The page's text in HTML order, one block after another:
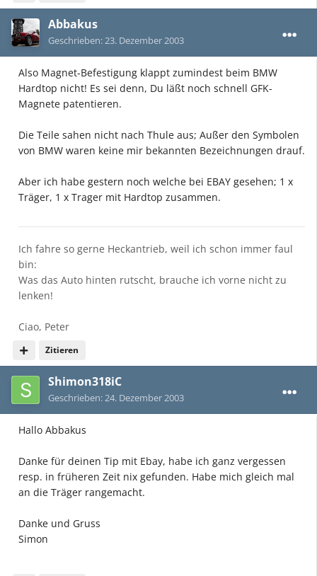
Abbakus
Geschrieben:23. Dezember 2003
Also Magnet-Befestigung klappt zumindest beim BMW
Hardtop nicht! Es sei denn, Du läßt noch schnell GFK-
Magnete patentieren.
Die Teile sahen nicht nach Thule aus; Außer den Symbolen
von BMW waren keine mir bekannten Bezeichnungen drauf.
Aber ich habe gestern noch welche bei EBAY gesehen; 1 x
Träger, 1 x Trager mit Hardtop zusammen.
Zitieren
Ich fahre so gerne Heckantrieb, weil ich schon immer faul
bin:
Was das Auto hinten rutscht, brauche ich vorne nicht zu
lenken!
Ciao, Peter
Shimon318iC
Geschrieben:24. Dezember 2003
Hallo Abbakus
Danke für deinen Tip mit Ebay, habe ich ganz vergessen
resp. in früheren Zeit nix gefunden. Habe mich gleich mal
an die Träger rangemacht.
Danke und Gruss
Simon